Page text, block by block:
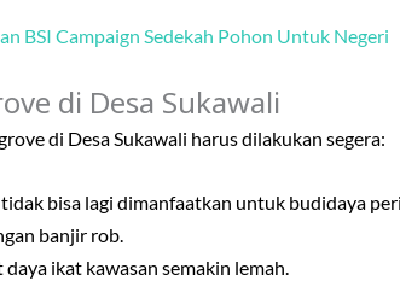
BSI Campaign Sedekah Pohon Untuk Negeri
di Desa Sukawali
di Desa Sukawali harus dilakukan segera:
bisa lagi dimanfaatkan untuk budidaya
banjir rob.
ikat kawasan semakin lemah.